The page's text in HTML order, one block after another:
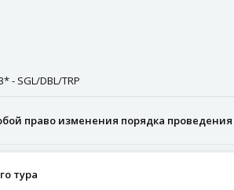
- SGL/DBL/TRP
право изменения порядка
тура